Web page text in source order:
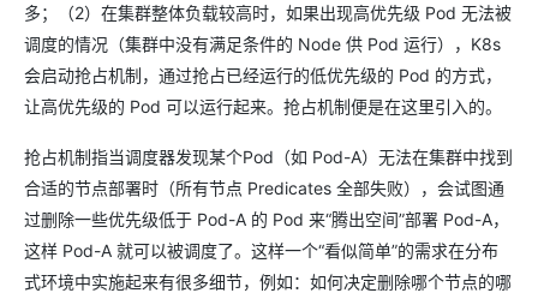
多；（2）在集群整体负载较高时，如果出现高优先级 Pod 无法被
调度的情况（集群中没有满足条件的 Node 供 Pod 运行），K8s
会启动抢占机制，通过抢占已经运行的低优先级的 Pod 的方式，
让高优先级的 Pod 可以运行起来。抢占机制便是在这里引入的。
抢占机制指当调度器发现某个Pod（如 Pod-A）无法在集群中找到
合适的节点部署时（所有节点 Predicates 全部失败），会试图通
过删除一些优先级低于 Pod-A 的 Pod 来“腾出空间”部署 Pod-A，
这样 Pod-A 就可以被调度了。这样一个“看似简单”的需求在分布
式环境中实施起来有很多细节，例如：如何决定删除哪个节点的哪